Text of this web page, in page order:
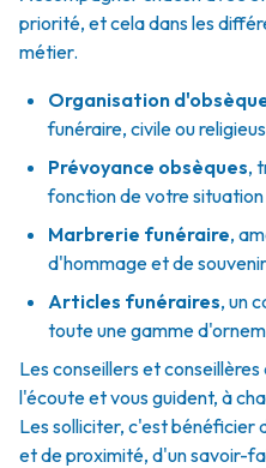
priorité, et cela dans les
métier.
Organisation
funéraire, civile ou
Prévoyance obsèques,
fonction de votre
Marbrerie funéraire,
d'hommage et de
Articles funéraires, un
toute une gamme
Les conseillers et
l'écoute et vous guident, à
Les solliciter, c'est bénéficier
et de proximité, d'un savoir-